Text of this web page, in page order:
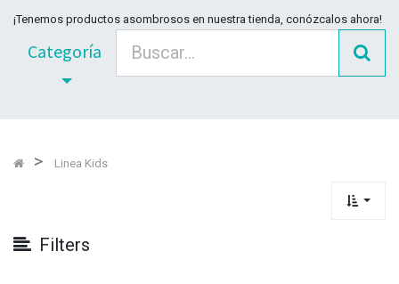
¡Tenemos productos asombrosos en nuestra tienda, conózcalos ahora!
Categoría
Linea Kids
Filters